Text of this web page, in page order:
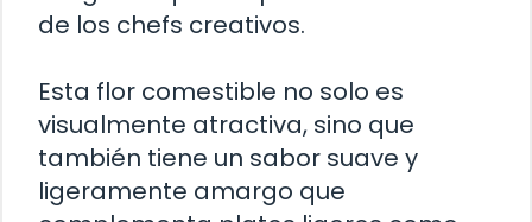
de los chefs creativos.
Esta flor comestible no solo es
visualmente atractiva, sino que
también tiene un sabor suave y
ligeramente amargo que